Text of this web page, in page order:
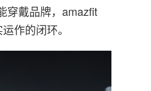
穿戴品牌，amazfit
作的闭环。